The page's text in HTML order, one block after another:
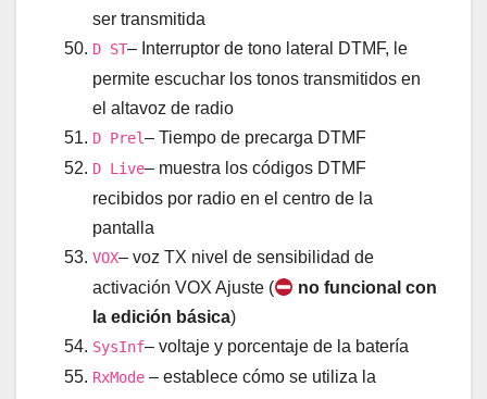
ser transmitida
D ST– Interruptor de tono lateral DTMF, le
permite escuchar los tonos transmitidos en
el altavoz de radio
D Prel– Tiempo de precarga DTMF
D Live– muestra los códigos DTMF
recibidos por radio en el centro de la
pantalla
VOX– voz TX nivel de sensibilidad de
activación VOX Ajuste (
no funcional con
la edición básica)
SysInf– voltaje y porcentaje de la batería
RxMode – establece cómo se utiliza la